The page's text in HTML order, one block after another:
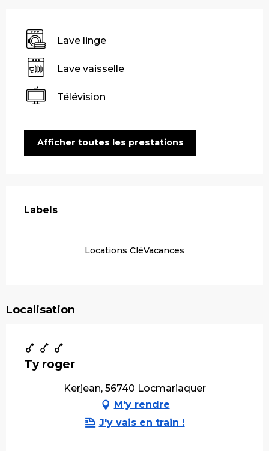
Lave linge
Lave vaisselle
Télévision
Afficher toutes les prestations
Labels
Labels
Locations CléVacances
Localisation
Ty roger
Kerjean, 56740 Locmariaquer
M'y rendre
J'y vais en train !